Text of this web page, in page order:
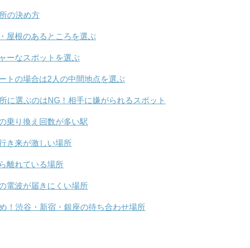
の決め方
屋根のあるところを選ぶ
ーなスポットを選ぶ
トの場合は2人の中間地点を選ぶ
に選ぶのはNG！相手に嫌がられるスポット
乗り換え回数が多い駅
き来が激しい場所
離れている場所
電波が届きにくい場所
！渋谷・新宿・銀座の待ち合わせ場所